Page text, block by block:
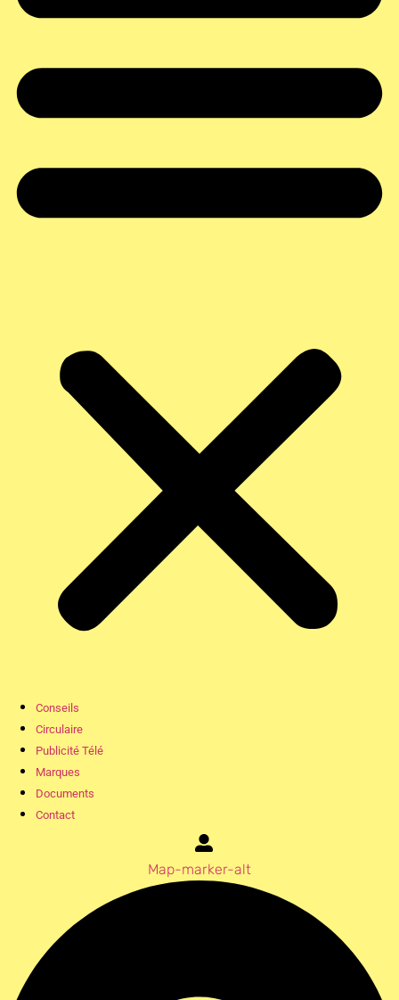
Conseils
Circulaire
Publicité Télé
Marques
Documents
Contact
Map-marker-alt